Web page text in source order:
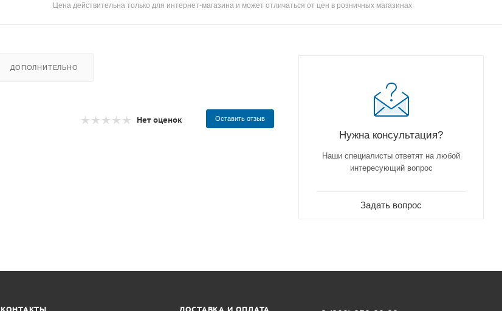
Цена действительна только для интернет-магазина и может отличаться от цен в розничных магазинах
ДОПОЛНИТЕЛЬНО
Нет оценок Оставить отзыв
Нужна консультация?
Наши специалисты ответят на любой
интересующий вопрос
Задать вопрос